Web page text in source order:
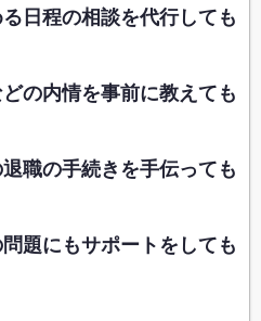
日程の相談を代行しても
の内情を事前に教えても
職の手続きを手伝っても
題にもサポートをしても